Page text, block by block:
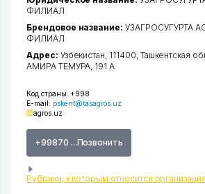
Код страны: +998
E-mail: pskent@tasagros.uz
agros.uz
+99870 ...Позвонить
Рубрики, к которым относится организация
ФИЛИАЛ
Брендовое название: УЗАГРОСУГУРТА
ФИЛИАЛ
Адрес: Узбекистан, 111400, Ташкентская
АМИРА ТЕМУРА , 191 А